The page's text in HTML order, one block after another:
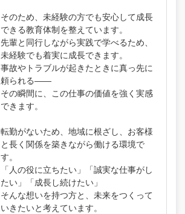
そのため、未経験の方でも安心して成長
できる教育体制を整えています。
先輩と同行しながら実践で学べるため、
未経験でも着実に成長できます。
事故やトラブルが起きたときに真っ先に
頼られる――
その瞬間に、この仕事の価値を強く実感
できます。
転勤がないため、地域に根ざし、お客様
と長く関係を築きながら働ける環境で
す。
「人の役に立ちたい」「誠実な仕事がし
たい」「成長し続けたい」
そんな想いを持つ方と、未来をつくって
いきたいと考えています。